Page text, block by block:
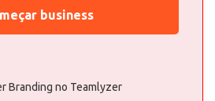
business
Branding no Teamlyzer